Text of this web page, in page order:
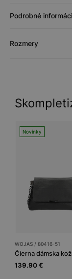
Podrobné
Rozmery
Novinky
WOJAS / 80416-51
139.90 €